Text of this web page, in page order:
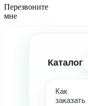
Перезвоните
мне
Каталог
Как
заказать